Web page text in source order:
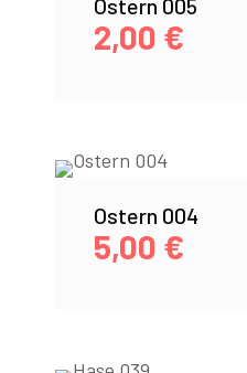
Ostern 005
2,00 €
Ostern 004
5,00 €